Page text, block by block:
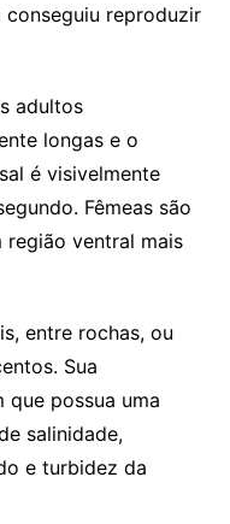
conseguiu reproduzir
adultos
longas e o
é visivelmente
Fêmeas são
região ventral mais
entre rochas, ou
Sua
possua uma
salinidade,
e turbidez da